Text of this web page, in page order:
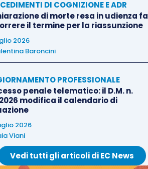
DI COGNIZIONE E ADR
di morte resa in udienza fa
il termine per la riassunzione
2026
Baroncini
PROFESSIONALE
penale telematico: il D.M. n.
modifica il calendario di
2026
Viani
Vedi tutti gli articoli di EC News